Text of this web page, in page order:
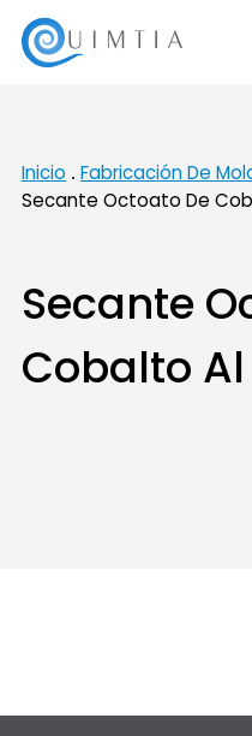
Inicio
Fabricación De
Secante Octoato De
Secante
Cobalto Al